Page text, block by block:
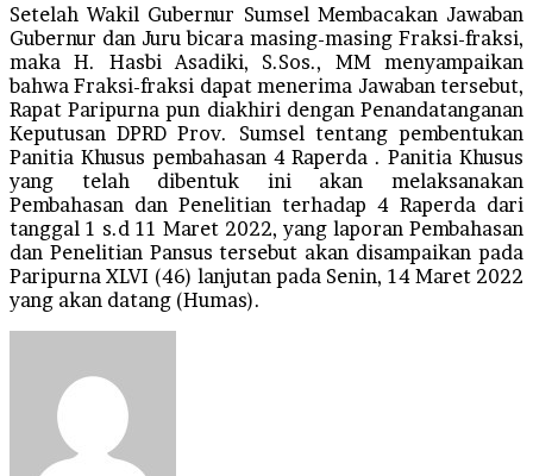
Setelah Wakil Gubernur Sumsel Membacakan Jawaban
Gubernur dan Juru bicara masing-masing Fraksi-fraksi,
maka H. Hasbi Asadiki, S.Sos., MM menyampaikan
bahwa Fraksi-fraksi dapat menerima Jawaban tersebut,
Rapat Paripurna pun diakhiri dengan Penandatanganan
Keputusan DPRD Prov. Sumsel tentang pembentukan
Panitia Khusus pembahasan 4 Raperda . Panitia Khusus
yang telah dibentuk ini akan melaksanakan
Pembahasan dan Penelitian terhadap 4 Raperda dari
tanggal 1 s.d 11 Maret 2022, yang laporan Pembahasan
dan Penelitian Pansus tersebut akan disampaikan pada
Paripurna XLVI (46) lanjutan pada Senin, 14 Maret 2022
yang akan datang (Humas).